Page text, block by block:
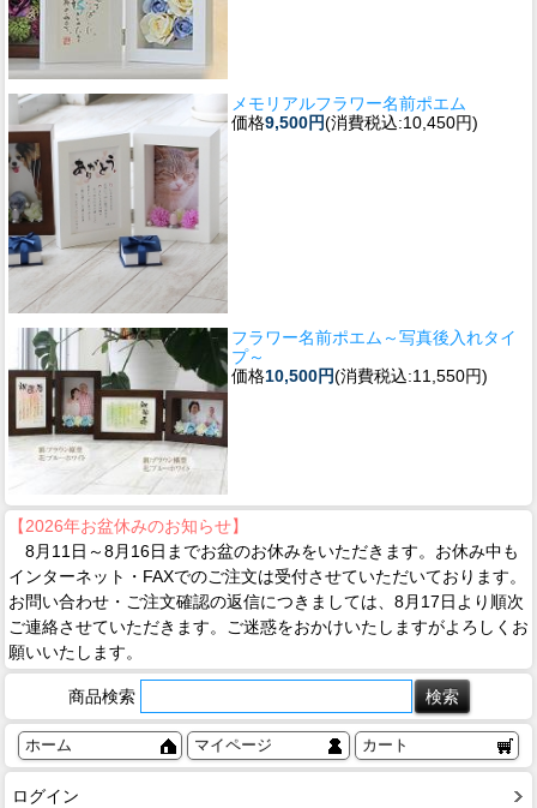
メモリアルフラワー名前ポエム
価格9,500円(消費税込:10,450円)
フラワー名前ポエム～写真後入れタイ
プ～
価格10,500円(消費税込:11,550円)
【2026年お盆休みのお知らせ】
8月11日～8月16日までお盆のお休みをいただきます。お休み中も
インターネット・FAXでのご注文は受付させていただいております。
お問い合わせ・ご注文確認の返信につきましては、8月17日より順次
ご連絡させていただきます。ご迷惑をおかけいたしますがよろしくお
願いいたします。
商品検索
ホーム マイページ カート
ログイン